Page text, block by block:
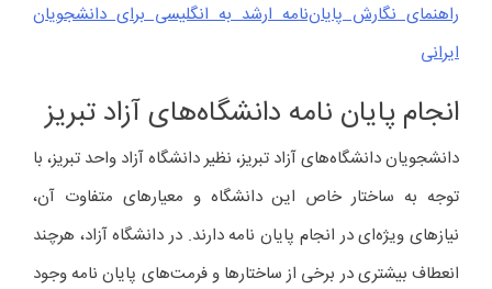
راهنمای نگارش پایان‌نامه ارشد به انگلیسی برای دانشجویان
ایرانی
انجام پایان‌ نامه دانشگاه‌های آزاد تبریز
دانشجویان دانشگاه‌های آزاد تبریز، نظیر دانشگاه آزاد واحد تبریز، با
توجه به ساختار خاص این دانشگاه و معیارهای متفاوت آن،
نیازهای ویژه‌ای در انجام پایان‌ نامه دارند. در دانشگاه آزاد، هرچند
انعطاف بیشتری در برخی از ساختارها و فرمت‌های پایان‌ نامه وجود